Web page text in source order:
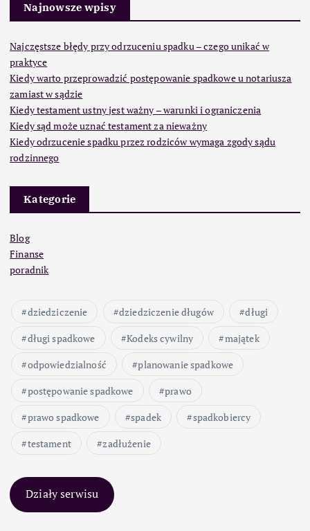
Najnowsze wpisy
Najczęstsze błędy przy odrzuceniu spadku – czego unikać w
praktyce
Kiedy warto przeprowadzić postępowanie spadkowe u notariusza
zamiast w sądzie
Kiedy testament ustny jest ważny – warunki i ograniczenia
Kiedy sąd może uznać testament za nieważny
Kiedy odrzucenie spadku przez rodziców wymaga zgody sądu
rodzinnego
Kategorie
Blog
Finanse
poradnik
dziedziczenie dziedziczenie długów
długi
długi spadkowe
Kodeks cywilny
majątek
odpowiedzialność
planowanie spadkowe
postępowanie spadkowe
prawo
prawo spadkowe
spadek
spadkobiercy
testament
zadłużenie
Działy serwisu